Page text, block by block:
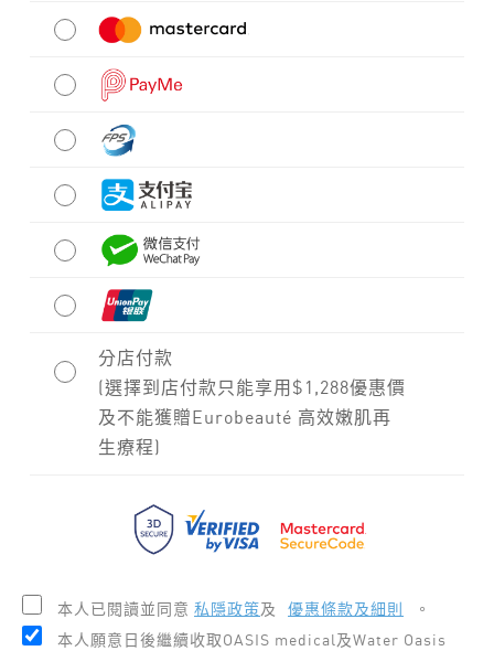
分店付款
(選擇到店付款只能享用$1,288優惠價
及不能獲贈Eurobeauté 高效嫩肌再
生療程)
本人已閱讀並同意 私隱政策 及 優惠條款及細則
。
本人願意日後繼續收取OASIS medical及Water Oasis